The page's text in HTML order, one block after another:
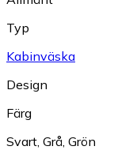
Typ
Kabinväska
Design
Färg
Svart Grå Grön